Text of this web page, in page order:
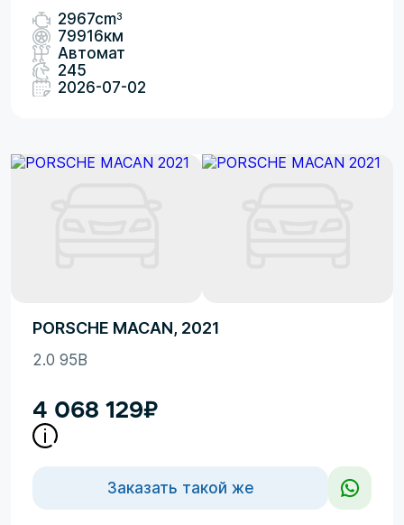
2967cm3
79916км
Автомат
245
2026-07-02
PORSCHE MACAN, 2021
2.0 95B
4 068 129₽
Заказать такой же